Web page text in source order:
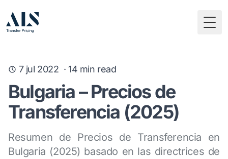
7 jul 2022 ·14 min read
Bulgaria – Precios de
Transferencia (2025)
Resumen de Precios de Transferencia en
Bulgaria (2025) basado en las directrices de